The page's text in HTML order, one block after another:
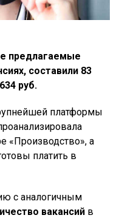
предлагаемые
составили 83
руб.
платформы
«Производство», а
платить в
с аналогичным
вакансий в